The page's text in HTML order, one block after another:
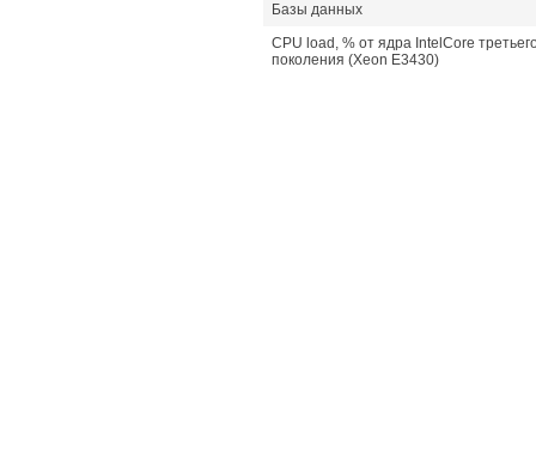
Базы данных
CPU load, % от ядра IntelCore
поколения (Xeon E3430)